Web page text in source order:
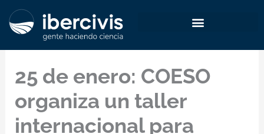
25 de enero: COESO
organiza un taller
internacional para